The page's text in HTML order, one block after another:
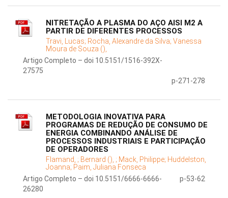
NITRETAÇÃO A PLASMA DO AÇO AISI M2 A
PARTIR DE DIFERENTES PROCESSOS
Travi, Lucas; Rocha, Alexandre da Silva; Vanessa
Moura de Souza (),
Artigo Completo – doi 10.5151/1516-392X-
27575
p-271-278
METODOLOGIA INOVATIVA PARA
PROGRAMAS DE REDUÇÃO DE CONSUMO DE
ENERGIA COMBINANDO ANÁLISE DE
PROCESSOS INDUSTRIAIS E PARTICIPAÇÃO
DE OPERADORES
Flamand, ; Bernard (), ; Mack, Philippe; Huddelston,
Joanna; Paim, Juliana Fonseca
Artigo Completo – doi 10.5151/6666-6666-
26280
p-53-62